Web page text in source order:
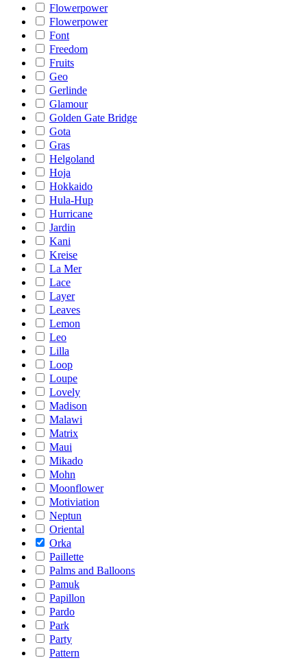
Flowerpower
Flowerpower
Font
Freedom
Fruits
Geo
Gerlinde
Glamour
Golden Gate Bridge
Gota
Gras
Helgoland
Hoja
Hokkaido
Hula-Hup
Hurricane
Jardin
Kani
Kreise
La Mer
Lace
Layer
Leaves
Lemon
Leo
Lilla
Loop
Loupe
Lovely
Madison
Malawi
Matrix
Maui
Mikado
Mohn
Moonflower
Motiviation
Neptun
Oriental
Orka
Paillette
Palms and Balloons
Pamuk
Papillon
Pardo
Park
Party
Pattern